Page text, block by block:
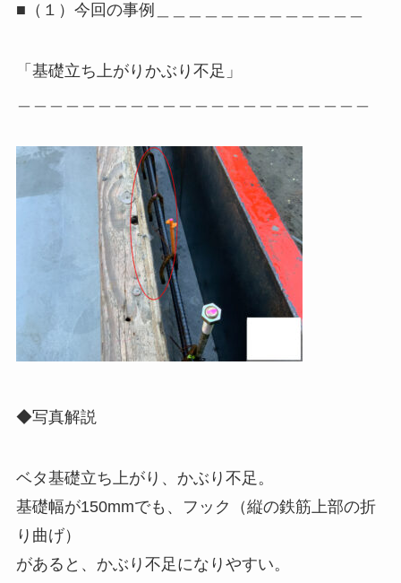
■（１）今回の事例＿＿＿＿＿＿＿＿＿＿＿＿＿
「基礎立ち上がりかぶり不足」
◆写真解説
ベタ基礎立ち上がり、かぶり不足。
基礎幅が150mmでも、フック（縦の鉄筋上部の折
り曲げ）
があると、かぶり不足になりやすい。